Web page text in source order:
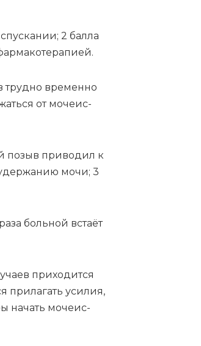
2 бал­ла
труд­но вре­мен­но
от мо­че­ис­
по­зыв при­во­дил к
мо­чи; 3
боль­ной встаёт
при­хо­дит­ся
при­ла­гать уси­лия,
на­чать мо­че­ис­